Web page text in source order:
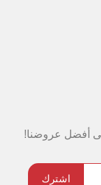
أفضل عروضنا!
اشترك